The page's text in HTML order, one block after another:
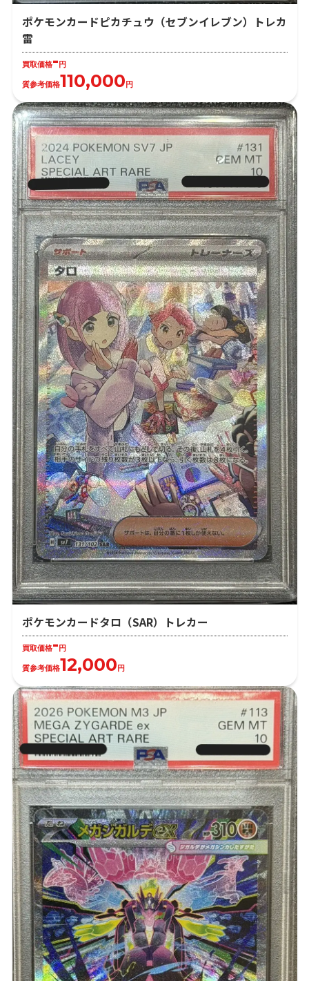
ポケモンカードピカチュウ（セブンイレブン）トレカ
雷
買取価格-円
質参考価格110,000円
ポケモンカードタロ（SAR）トレカー
買取価格-円
質参考価格12,000円